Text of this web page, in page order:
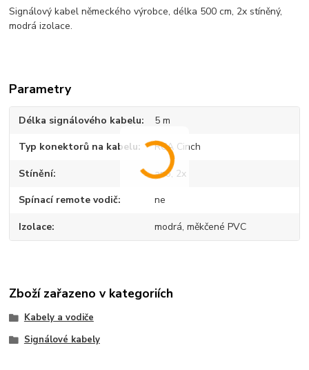
Signálový kabel německého výrobce, délka 500 cm, 2x stíněný,
modrá izolace.
Parametry
Délka signálového kabelu 5 m
Typ konektorů na kabelu RCA Cinch
Stínění ano, 2x
Spínací remote vodič ne
Izolace modrá, měkčené PVC
Zboží zařazeno v kategoriích
Kabely a vodiče
Signálové kabely